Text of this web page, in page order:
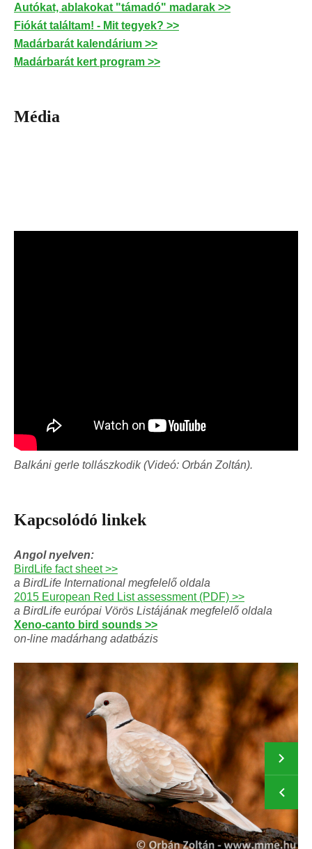
Autókat, ablakokat "támadó" madarak >>
Fiókát találtam! - Mit tegyek? >>
Madárbarát kalendárium >>
Madárbarát kert program >>
Média
Balkáni gerle tollászkodik (Videó: Orbán Zoltán).
Kapcsolódó linkek
Angol nyelven:
BirdLife fact sheet >>
a BirdLife International megfelelő oldala
2015 European Red List assessment (PDF) >>
a BirdLife európai Vörös Listájának megfelelő oldala
Xeno-canto bird sounds >>
on-line madárhang adatbázis